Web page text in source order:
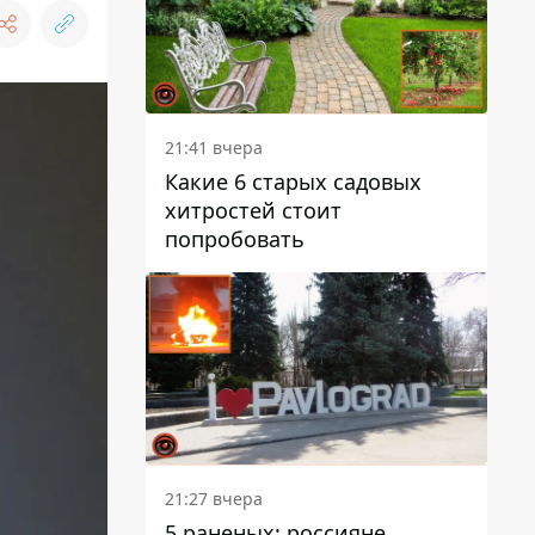
21:41 вчера
Какие 6 старых садовых
хитростей стоит
попробовать
21:27 вчера